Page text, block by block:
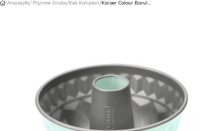
Anasayfa Pişirme Grubu Kek Kalıpları Kaiser Colour Borulu Kek Kalıbı Su Yeşili 22 cm